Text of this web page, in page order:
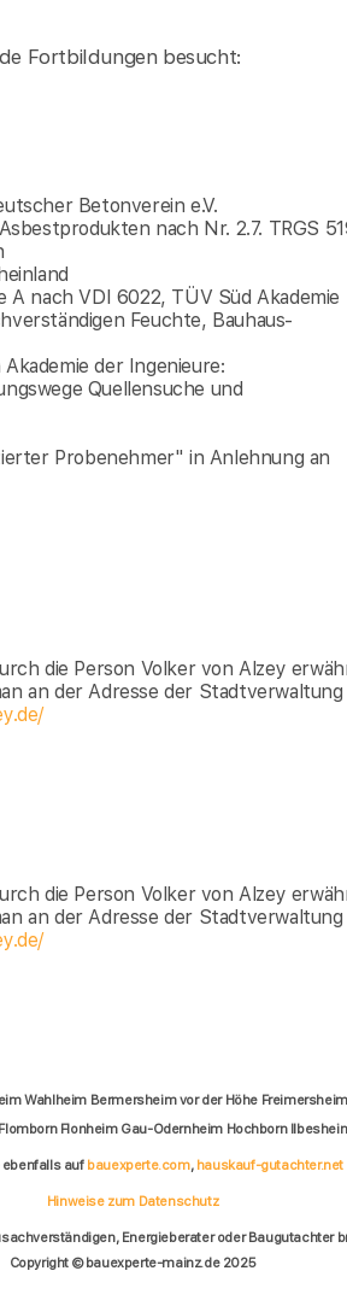
Fortbildungen besucht:
Betonverein e.V.
nach Nr. 2.7. TRGS
nach VDI 6022, TÜV Süd Akademie
Feuchte, Bauhaus-
der Ingenieure:
Quellensuche und
Probenehmer" in Anlehnung an
die Person Volker von Alzey
an der Adresse der Stadtverwaltung
die Person Volker von Alzey
an der Adresse der Stadtverwaltung
Wahlheim Bermersheim vor der Höhe
Flonheim Gau-Odernheim Hochborn
ebenfalls auf bauexperte.com, hauskauf-gutachter.net
Hinweise zum Datenschutz
Energieberater oder Baugutachter
Copyright © bauexperte-mainz.de 2025